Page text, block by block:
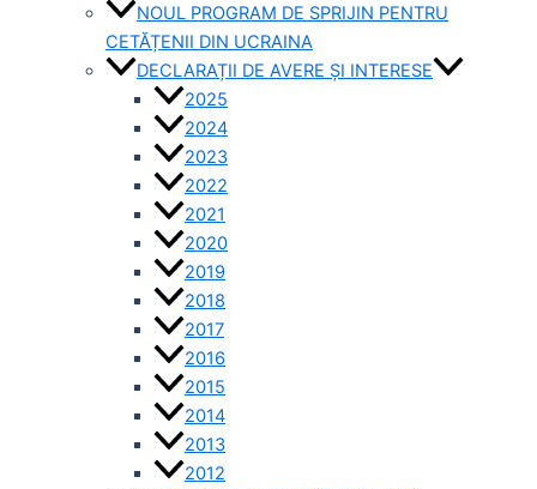
NOUL PROGRAM DE SPRIJIN PENTRU
CETĂȚENII DIN UCRAINA
DECLARAȚII DE AVERE ȘI INTERESE
2025
2024
2023
2022
2021
2020
2019
2018
2017
2016
2015
2014
2013
2012